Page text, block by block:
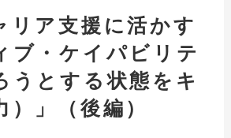
リア支援に活かす
ブ・ケイパビリテ
うとする状態をキ
」（後編）